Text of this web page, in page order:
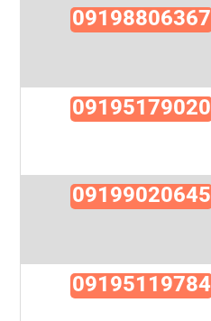
09198806367
09195179020
09199020645
09195119784